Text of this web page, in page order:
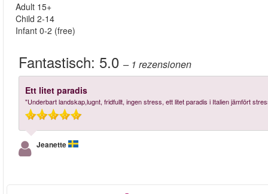
Adult 15+
Child 2-14
Infant 0-2 (free)
Fantastisch: 5.0 – 1 rezensionen
Ett litet paradis
"Underbart landskap,lugnt, fridfullt, ingen stress, ett litet paradis i Italien jämfört
Jeanette